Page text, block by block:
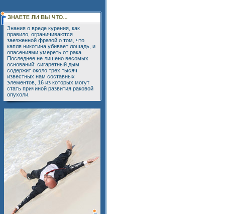
Знания о вреде курения, как
правило, ограничиваются
заезженной фразой о том, что
капля никотина убивает лошадь, и
опасениями умереть от рака.
Последнее не лишено весомых
оснований: сигаретный дым
содержит около трех тысяч
известных нам составных
элементов, 16 из которых могут
стать причиной развития раковой
опухоли.